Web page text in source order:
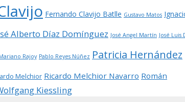
Fernando Clavijo Batlle Gustavo Matos
Alberto Díaz Domínguez José Angel Martín José Luis
Rajoy Pablo Reyes Núñez Patricia Hernández
Melchior Ricardo Melchior Navarro Román
Kiessling